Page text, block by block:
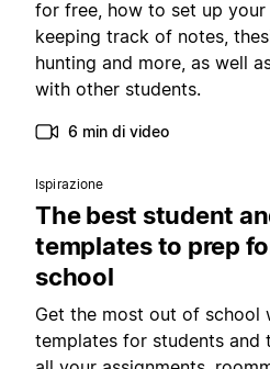
for free, how to set up
keeping track of notes,
hunting and more, as well
with other students.
6 min di video
Ispirazione
The best student
templates to prep
school
Get the most out of school
templates for students